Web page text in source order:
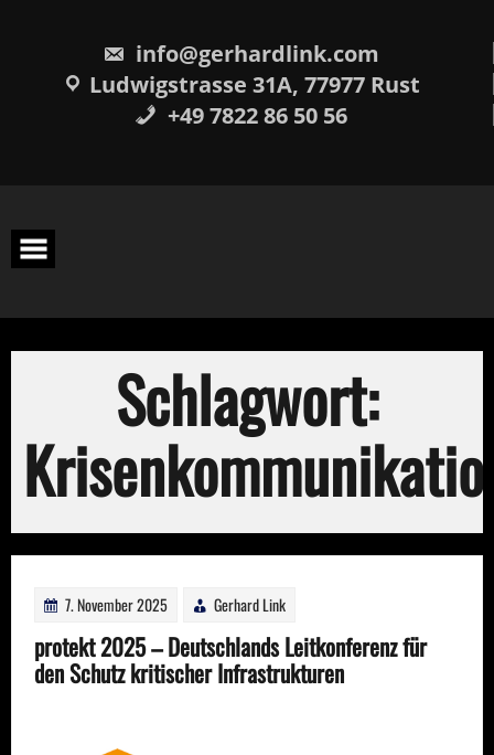
info@gerhardlink.com
Ludwigstrasse 31A, 77977 Rust
+49 7822 86 50 56
Schlagwort:
7. November 2025 Gerhard Link
protekt 2025 – Deutschlands Leitkonferenz für
den Schutz kritischer Infrastrukturen